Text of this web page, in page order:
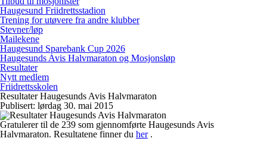
Haugesund Friidrettsstadion
Trening for utøvere fra andre klubber
Stevner/løp
Mailekene
Haugesund Sparebank Cup 2026
Haugesunds Avis Halvmaraton og Mosjonsløp
Resultater
Nytt medlem
Friidrettsskolen
Resultater Haugesunds Avis Halvmaraton
Publisert: lørdag 30. mai 2015
Gratulerer til de 239 som gjennomførte Haugesunds Avis
Halvmaraton. Resultatene finner du her.